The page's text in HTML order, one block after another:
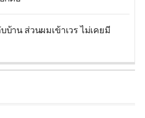
าน ส่วนผมเข้าเวร ไม่เคยมี